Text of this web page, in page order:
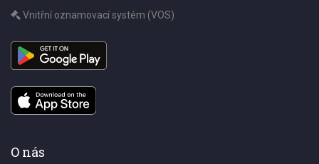
Vnitřní oznamovací systém (VOS)
O nás